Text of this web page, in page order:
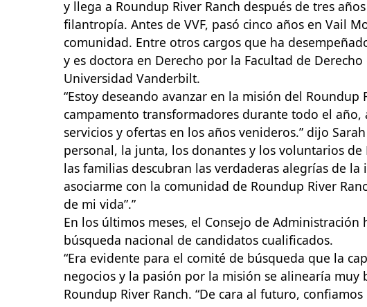
y llega a Roundup River Ranch después de tres
filantropía. Antes de VVF, pasó cinco años en Vail
comunidad. Entre otros cargos que ha
y es doctora en Derecho por la Facultad de
Universidad Vanderbilt.
“Estoy deseando avanzar en la misión del
campamento transformadores durante todo el
servicios y ofertas en los años venideros.” dijo
personal, la junta, los donantes y los voluntarios
las familias descubran las verdaderas alegrías de
asociarme con la comunidad de Roundup River
de mi vida”.”
En los últimos meses, el Consejo de
búsqueda nacional de candidatos cualificados.
“Era evidente para el comité de búsqueda que la
negocios y la pasión por la misión se alinearía
Roundup River Ranch. “De cara al futuro,